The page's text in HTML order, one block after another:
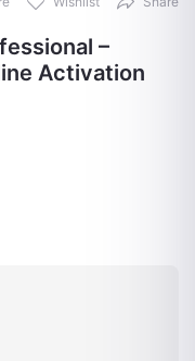
–
Activation